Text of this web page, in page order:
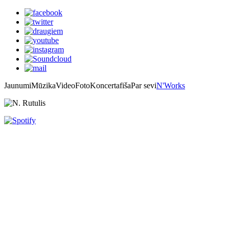
JaunumiMūzikaVideoFotoKoncertafišaPar seviN'Works